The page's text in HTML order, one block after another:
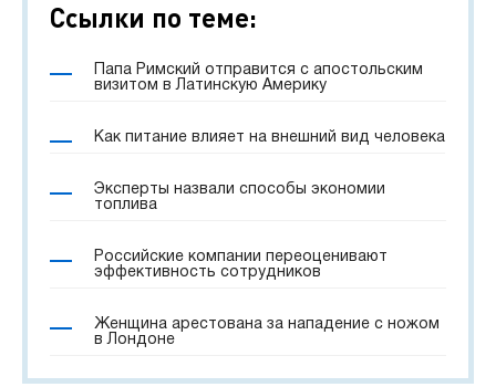
Ссылки по теме:
Папа Римский отправится с апостольским
визитом в Латинскую Америку
Как питание влияет на внешний вид человека
Эксперты назвали способы экономии
топлива
Российские компании переоценивают
эффективность сотрудников
Женщина арестована за нападение с ножом
в Лондоне